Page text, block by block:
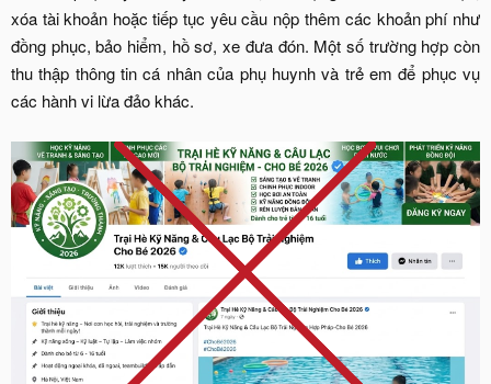
xóa tài khoản hoặc tiếp tục yêu cầu nộp thêm các khoản phí như
đồng phục, bảo hiểm, hồ sơ, xe đưa đón. Một số trường hợp còn
thu thập thông tin cá nhân của phụ huynh và trẻ em để phục vụ
các hành vi lừa đảo khác.